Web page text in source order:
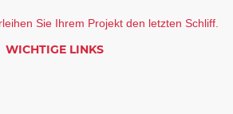
Sie Ihrem Projekt den letzten Schliff.
WICHTIGE LINKS